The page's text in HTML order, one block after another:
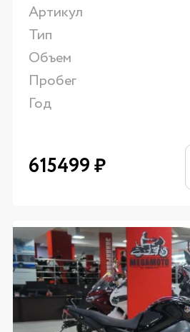
Артикул
Тип
Объем
Пробег
Год
615499₽